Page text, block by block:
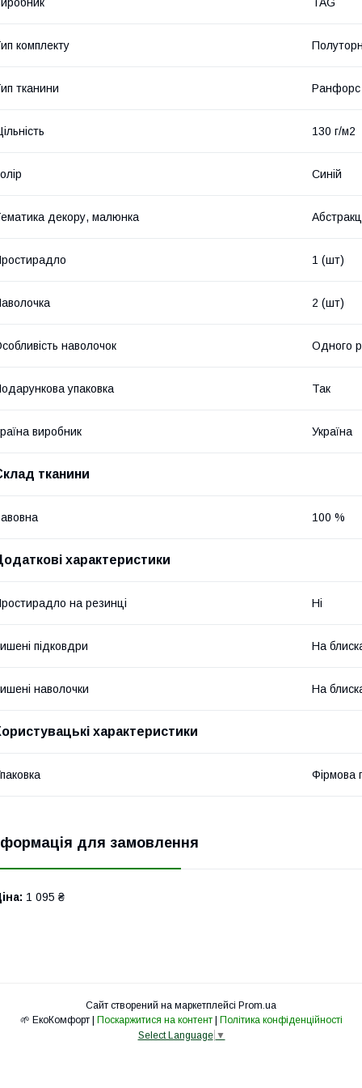
TAG
комплекту
тканини Ранфорс
130 г/м2
Синій
декору, малюнка
1 (шт)
2 (шт)
наволочок Одного
упаковка Так
виробник Україна
тканини
100 %
характеристики
на резинці Ні
підковдри На
наволочки На
характеристики
Фірмова
для замовлення
1 095 ₴
Сайт створений на маркетплейсі Prom.ua
Поскаржитися на контент
Політика конфіденційності
Select Language ▼